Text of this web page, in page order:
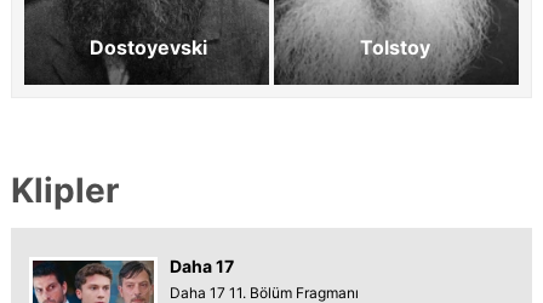
Dostoyevski Tolstoy
Klipler
Daha 17
Daha 17 11. Bölüm Fragmanı